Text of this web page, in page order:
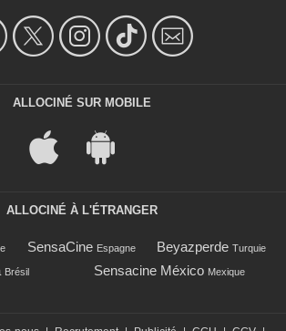
ALLOCINÉ SUR MOBILE
ALLOCINÉ À L'ÉTRANGER
SensaCine Espagne Beyazperde Turquie
Brésil Sensacine México Mexique